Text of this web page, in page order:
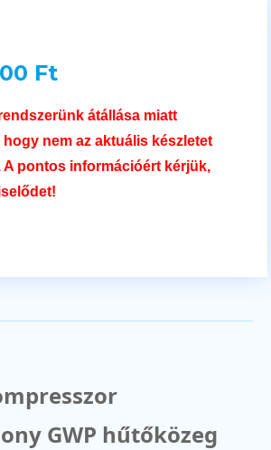
Ft
átállása miatt
nem az aktuális készletet
A pontos információért kérjük,
GWP hűtőközeg